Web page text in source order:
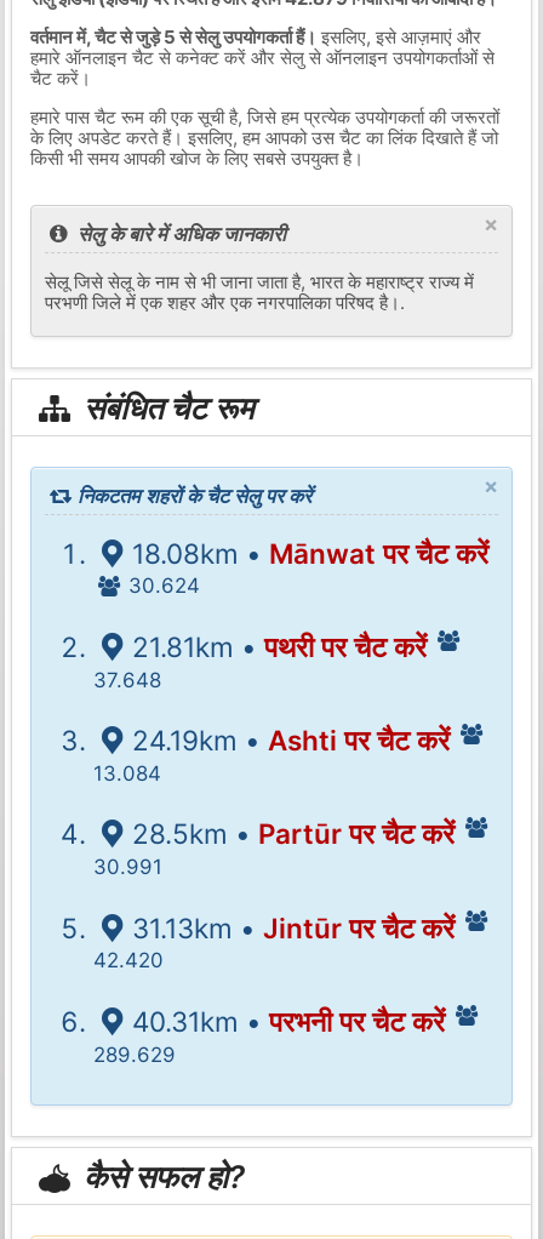
वर्तमान में, चैट से जुड़े 5 से सेलु उपयोगकर्ता हैं। इसलिए, इसे आज़माएं और
हमारे ऑनलाइन चैट से कनेक्ट करें और सेलु से ऑनलाइन उपयोगकर्ताओं से
चैट करें।
हमारे पास चैट रूम की एक सूची है, जिसे हम प्रत्येक उपयोगकर्ता की जरूरतों
के लिए अपडेट करते हैं। इसलिए, हम आपको उस चैट का लिंक दिखाते हैं जो
किसी भी समय आपकी खोज के लिए सबसे उपयुक्त है।
×
सेलु के बारे में अधिक जानकारी
सेलू जिसे सेलू के नाम से भी जाना जाता है, भारत के महाराष्ट्र राज्य में
परभणी जिले में एक शहर और एक नगरपालिका परिषद है।.
संबंधित चैट रूम
×
निकटतम शहरों के चैट सेलु पर करें
18.08km • Mānwat पर चैट करें
30.624
21.81km •पथरी पर चैट करें
37.648
24.19km • Ashti पर चैट करें
13.084
28.5km • Partūr पर चैट करें
30.991
31.13km • Jintūr पर चैट करें
42.420
40.31km •परभनी पर चैट करें
289.629
कैसे सफल हो?